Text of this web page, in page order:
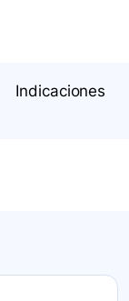
Indicaciones